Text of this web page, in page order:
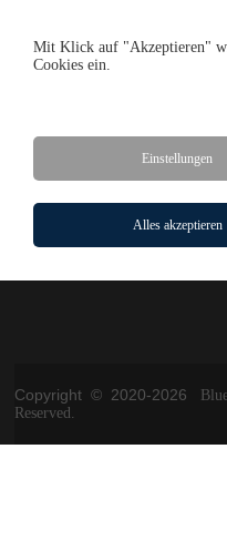
Mit Klick auf "Akzeptieren"
Cookies ein.
Einstellungen
Alles akzeptieren
Kontakt
Copyright © 2020-2026
Reserved.